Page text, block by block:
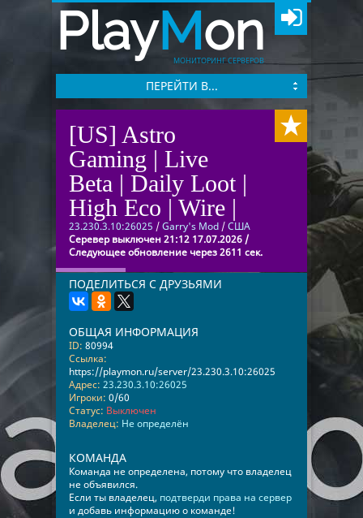
PlayMon
МОНИТОРИНГ СЕРВЕРОВ
ПЕРЕЙТИ В...
[US] Astro
Gaming | Live
Beta | Daily Loot |
High Eco | Wire |
23.230.3.10:26025 /Garry's Mod /США
Серевер выключен 21:12 17.07.2026 /
Следующее обновление через 2611 сек.
ПОДЕЛИТЬСЯ С ДРУЗЬЯМИ
ОБЩАЯ ИНФОРМАЦИЯ
ID: 80994
Ссылка:
https://playmon.ru/server/23.230.3.10:26025
Адрес: 23.230.3.10:26025
Игроки: 0/60
Статус: Выключен
Владелец: Не определён
КОМАНДА
Команда не определена, потому что владелец
не объявился.
Если ты владелец, подтверди права на сервер
и добавь информацию о команде!